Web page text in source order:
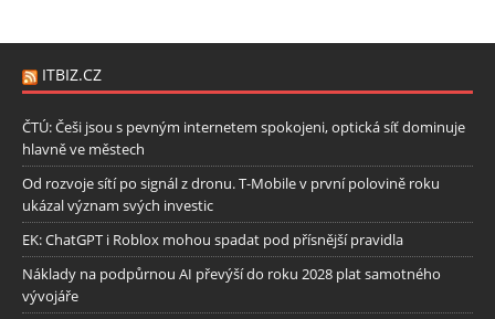
ITBIZ.CZ
ČTÚ: Češi jsou s pevným internetem spokojeni, optická síť dominuje
hlavně ve městech
Od rozvoje sítí po signál z dronu. T-Mobile v první polovině roku
ukázal význam svých investic
EK: ChatGPT i Roblox mohou spadat pod přísnější pravidla
Náklady na podpůrnou AI převýší do roku 2028 plat samotného
vývojáře